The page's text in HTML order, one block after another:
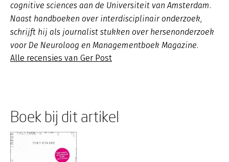
cognitive sciences aan de Universiteit van Amsterdam.
Naast handboeken over interdisciplinair onderzoek,
schrijft hij als journalist stukken over hersenonderzoek
voor De Neuroloog en Managementboek Magazine.
Alle recensies van Ger Post
Boek bij dit artikel